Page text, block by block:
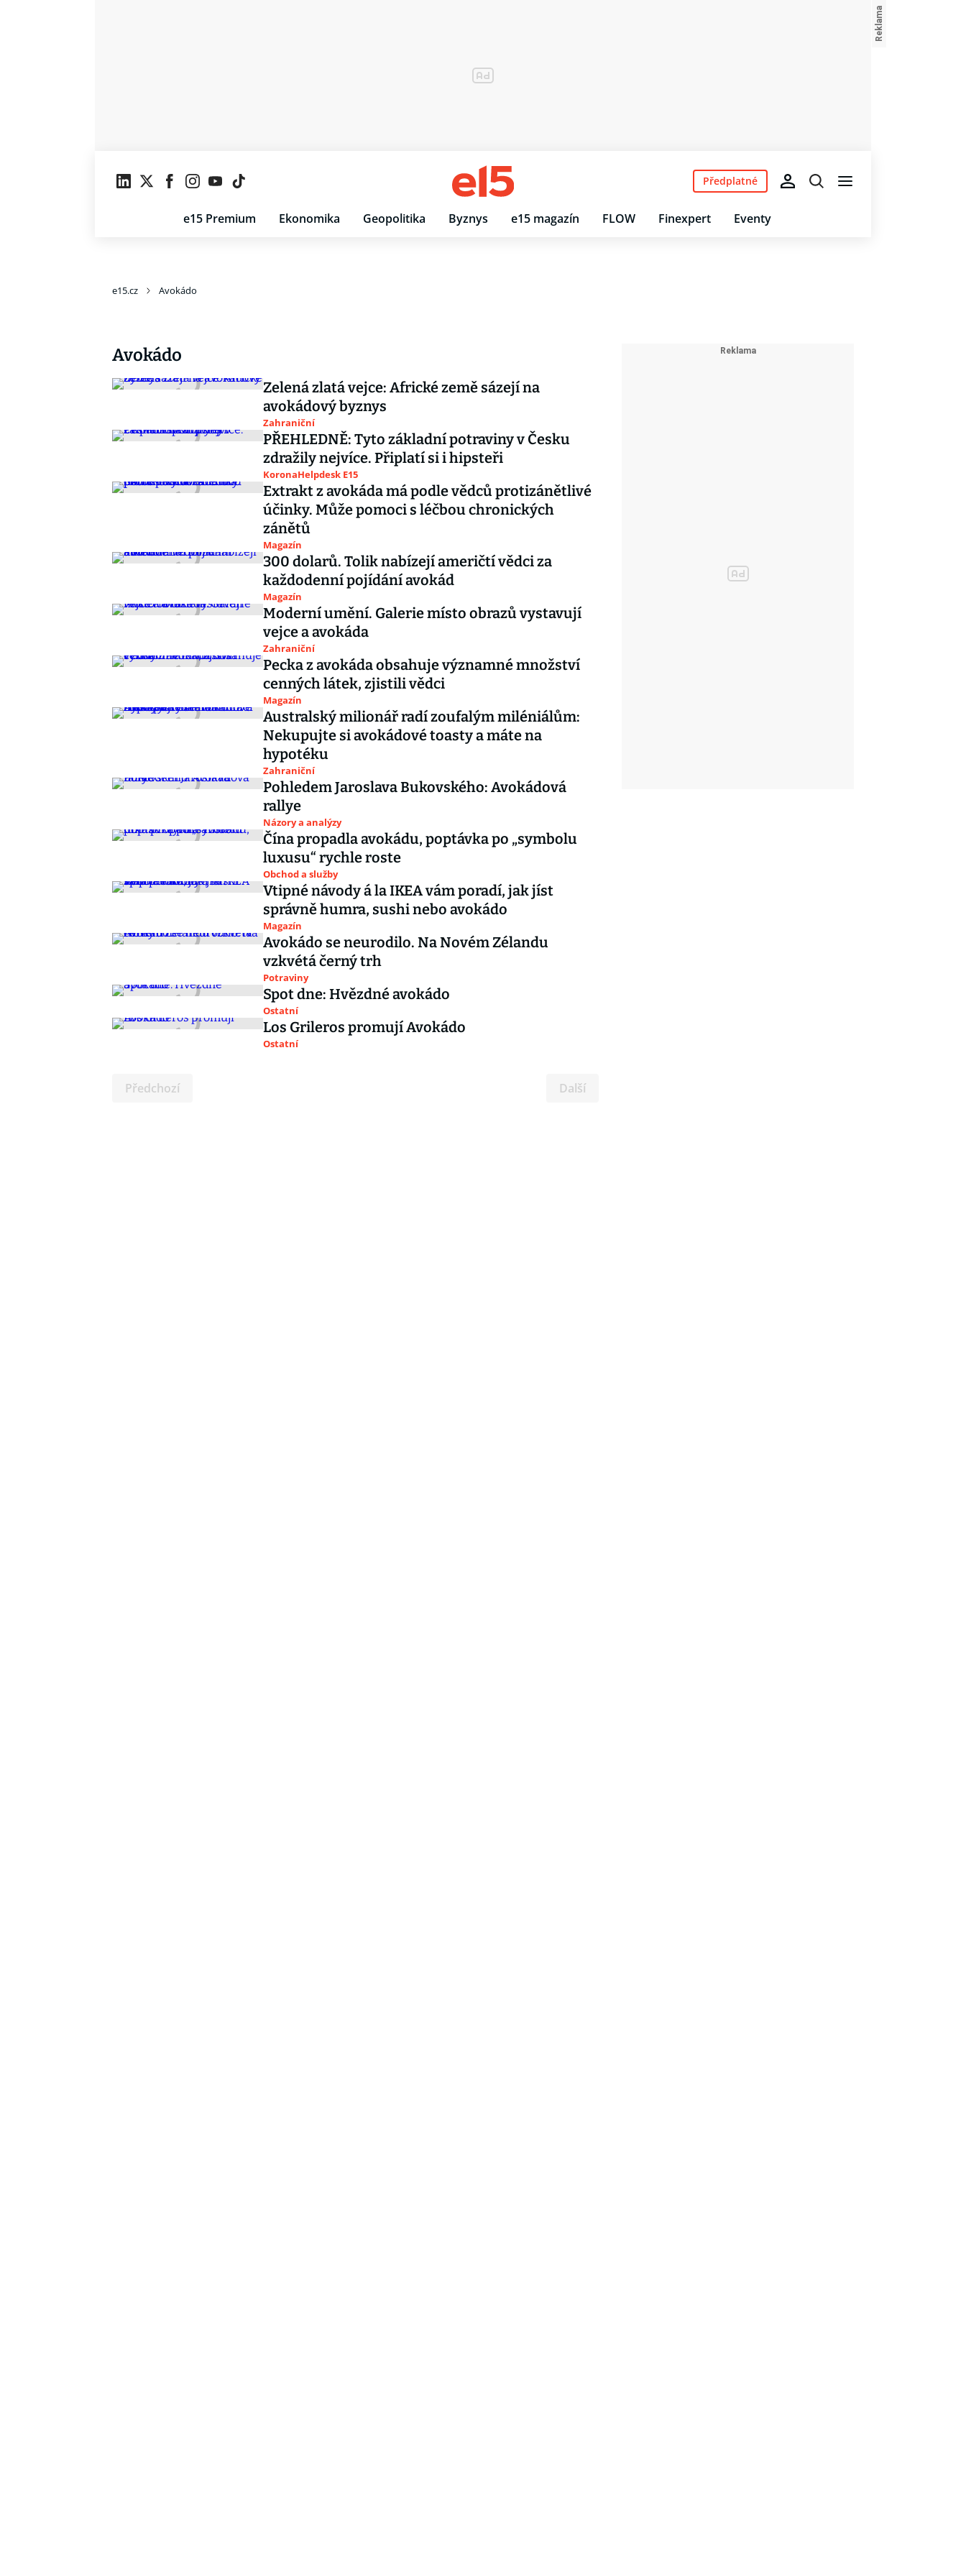
e15 Premium Ekonomika Geopolitika Byznys e15 magazín FLOW Finexpert Eventy
Předplatné
e15.cz Avokádo
Avokádo
Zelená zlatá vejce: Africké země sázejí na
avokádový byznys
Zahraniční
PŘEHLEDNĚ: Tyto základní potraviny v Česku
zdražily nejvíce. Připlatí si i hipsteři
KoronaHelpdesk E15
Extrakt z avokáda má podle vědců protizánětlivé
účinky. Může pomoci s léčbou chronických
zánětů
Magazín
300 dolarů. Tolik nabízejí američtí vědci za
každodenní pojídání avokád
Magazín
Moderní umění. Galerie místo obrazů vystavují
vejce a avokáda
Zahraniční
Pecka z avokáda obsahuje významné množství
cenných látek, zjistili vědci
Magazín
Australský milionář radí zoufalým miléniálům:
Nekupujte si avokádové toasty a máte na
hypotéku
Zahraniční
Pohledem Jaroslava Bukovského: Avokádová
rallye
Názory a analýzy
Čína propadla avokádu, poptávka po „symbolu
luxusu“ rychle roste
Obchod a služby
Vtipné návody á la IKEA vám poradí, jak jíst
správně humra, sushi nebo avokádo
Magazín
Avokádo se neurodilo. Na Novém Zélandu
vzkvétá černý trh
Potraviny
Spot dne: Hvězdné avokádo
Ostatní
Los Grileros promují Avokádo
Ostatní
Předchozí Další